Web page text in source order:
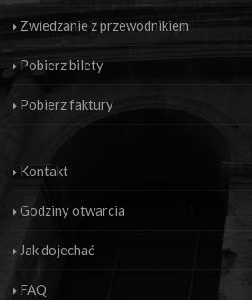
Zwiedzanie z przewodnikiem
Pobierz bilety
Pobierz faktury
Kontakt
Godziny otwarcia
Jak dojechać
FAQ